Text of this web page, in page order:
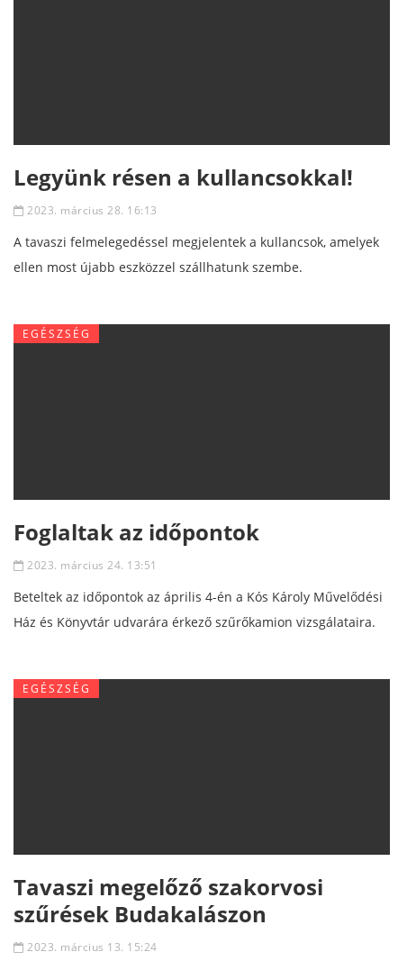
Legyünk résen a kullancsokkal!
2023. március 28. 16:13
A tavaszi felmelegedéssel megjelentek a kullancsok, amelyek
ellen most újabb eszközzel szállhatunk szembe.
EGÉSZSÉG
Foglaltak az időpontok
2023. március 24. 13:51
Beteltek az időpontok az április 4-én a Kós Károly Művelődési
Ház és Könyvtár udvarára érkező szűrőkamion vizsgálataira.
EGÉSZSÉG
Tavaszi megelőző szakorvosi
szűrések Budakalászon
2023. március 13. 15:24